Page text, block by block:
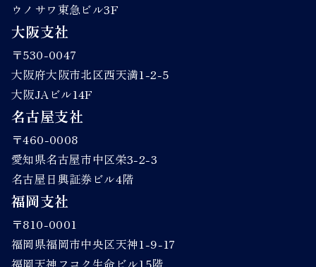
ウノサワ東急ビル3F
大阪支社
〒530-0047
大阪府大阪市北区西天満1-2-5
大阪JAビル14F
名古屋支社
〒460-0008
愛知県名古屋市中区栄3-2-3
名古屋日興証券ビル4階
福岡支社
〒810-0001
福岡県福岡市中央区天神1-9-17
福岡天神フコク生命ビル15階